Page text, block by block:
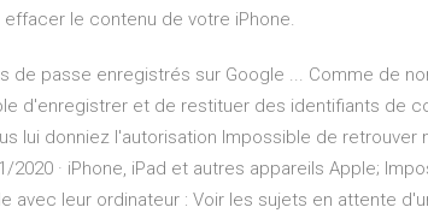
effacer le contenu de votre iPhone.
de passe enregistrés sur Google ... Comme de
d'enregistrer et de restituer des identifiants de
lui donniez l'autorisation Impossible de retrouver
· iPhone, iPad et autres appareils Apple;
avec leur ordinateur : Voir les sujets en attente